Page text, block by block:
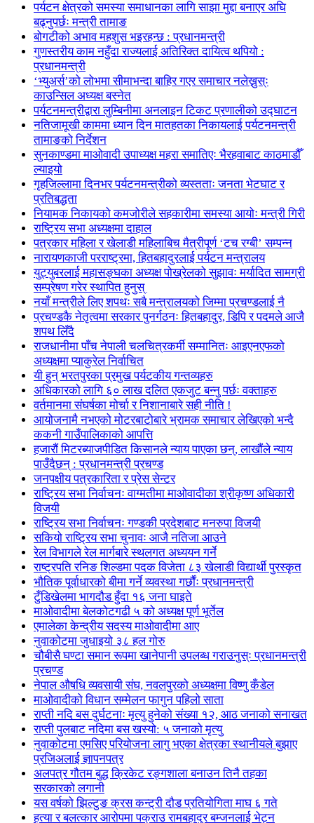
पर्यटन क्षेत्रको समस्या समाधानका लागि साझा मुद्दा बनाएर अघि
बढ्नुपर्छः मन्त्री तामाङ
बोगटीको अभाव महशुस भइरहन्छ : प्रधानमन्त्री
गुणस्तरीय काम नहुँदा राज्यलाई अतिरिक्त दायित्व थपियो :
प्रधानमन्त्री
‘भ्युअर्स’को लोभमा सीमाभन्दा बाहिर गएर समाचार नलेख्नुस्ः
काउन्सिल अध्यक्ष बस्नेत
पर्यटनमन्त्रीद्वारा लुम्बिनीमा अनलाइन टिकट प्रणालीको उद्घाटन
नतिजामूखी काममा ध्यान दिन मातहतका निकायलाई पर्यटनमन्त्री
तामाङको निर्देशन
सुनकाण्डमा मा‌ओवादी उपाध्यक्ष महरा समातिएः भैरहवाबाट काठमाडौँ
ल्याइयो
गृहजिल्लामा दिनभर पर्यटनमन्त्रीको व्यस्तताः जनता भेटघाट र
प्रतिबद्धता
नियामक निकायको कमजोरीले सहकारीमा समस्या आयोः मन्त्री गिरी
राष्ट्रिय सभा अध्यक्षमा दाहाल
पत्रकार महिला र खेलाडी महिलाबिच मैत्रीपूर्ण ‘टच रग्बी’ सम्पन्न
नारायणकाजी परराष्ट्रमा, हितबहादुरलाई पर्यटन मन्त्रालय
युट्युबरलाई महासङ्घका अध्यक्ष पोख्रेलको सुझावः मर्यादित सामग्री
सम्प्रेषण गरेर स्थापित हुनुस्
नयाँ मन्त्रीले लिए शपथः सबै मन्त्रालयको जिम्मा प्रचण्डलाई नै
प्रचण्डकै नेतृत्वमा सरकार पुनर्गठनः हितबहादुर, डिपि र पदमले आजै
शपथ लिँदै
राजधानीमा पाँच नेपाली चलचित्रकर्मी सम्मानितः आइएनएफको
अध्यक्षमा प्याकुरेल निर्वाचित
यी हुन् भरतपुरका प्रमुख पर्यटकीय गन्तव्यहरु
अधिकारको लागि ६० लाख दलित एकजुट बन्नु पर्छः वक्ताहरु
वर्तमानमा संघर्षका मोर्चा र निशानाबारे सही नीति !
आयोजनामै नभएको मोटरबाटोबारे भ्रामक समाचार लेखिएको भन्दै
ककनी गाउँपालिकाको आपत्ति
हजारौं मिटरब्याजपीडित किसानले न्याय पाएका छन्, लाखौंले न्याय
पाउँदैछन् : प्रधानमन्त्री प्रचण्ड
जनपक्षीय पत्रकारिता र प्रेस सेन्टर
राष्ट्रिय सभा निर्वाचनः वाग्मतीमा माओवादीका श्रीकृष्ण अधिकारी
विजयी
राष्ट्रिय सभा निर्वाचनः गण्डकी प्रदेशबाट मनरुपा विजयी
सकियो राष्ट्रिय सभा चुनावः आजै नतिजा आउने
रेल विभागले रेल मार्गबारे स्थलगत अध्ययन गर्ने
राष्ट्रपति रनिङ शिल्डमा पदक विजेता ८३ खेलाडी विद्यार्थी पुरस्कृत
भौतिक पूर्वाधारको बीमा गर्ने व्यवस्था गर्छौंः प्रधानमन्त्री
टुँडिखेलमा भागदौड हुँदा १६ जना घाइते
माओवादीमा बेलकोटगढी ५ को अध्यक्ष पूर्ण भूर्तेल
एमालेका केन्द्रीय सदस्य माओ‌वादीमा आए
नुवाकोटमा जुधाइयो ३८ हल गोरु
चौबीसै घण्टा समान रूपमा खानेपानी उपलब्ध गराउनुस्ः प्रधानमन्त्री
प्रचण्ड
नेपाल औषधि व्यवसायी संघ, नवलपुरको अध्यक्षमा विष्णु कँडेल
माओवादीको विधान सम्मेलन फागुन पहिलो साता
राप्ती नदि बस दुर्घटनाः मृत्यु हुनेको संख्या १२, आठ जनाको सनाखत
राप्ती पुलबाट नदिमा बस खस्यो: ५ जनाको मृत्यु
नुवाकोटमा एमसिए परियोजना लागु भएका क्षेत्रका स्थानीयले बुझाए
प्रजिअलाई ज्ञापनपत्र
अलपत्र गौतम बुद्ध क्रिकेट रङ्गशाला बनाउन तिनै तहका
सरकारको लगानी
यस वर्षको झिल्टुङ क्रस कन्ट्री दौड प्रतियोगिता माघ ६ गते
हत्या र बलत्कार आरोपमा पक्राउ रामबहादुर बम्जनलाई भेट्न